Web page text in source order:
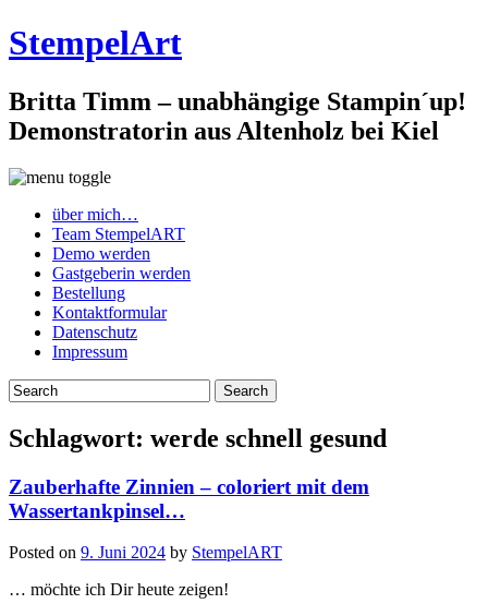
StempelArt
Britta Timm – unabhängige Stampin´up!
Demonstratorin aus Altenholz bei Kiel
über mich…
Team StempelART
Demo werden
Gastgeberin werden
Bestellung
Kontaktformular
Datenschutz
Impressum
Schlagwort: werde schnell gesund
Zauberhafte Zinnien – coloriert mit dem
Wassertankpinsel…
Posted on 9. Juni 2024 by StempelART
… möchte ich Dir heute zeigen!